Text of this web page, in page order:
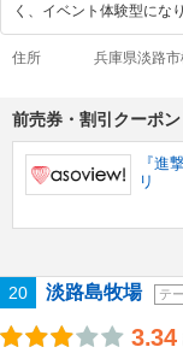
く、イベント体験型にな
住所 兵庫県淡路
前売券・割引クーポン
『進
リ
20 淡路島牧場 テ
3.34